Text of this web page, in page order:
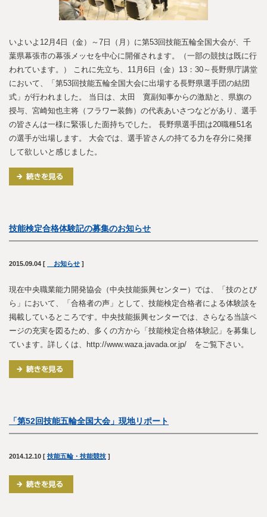
いよいよ12月4日（金）～7日（月）に第53回技能五輪全国大会が、千
葉県幕張市の幕張メッセを中心に開催されます。（一部の競技は既に行
われています。） これに先立ち、11月6日（金）13：30～長野県庁講堂
において、「第53回技能五輪全国大会に出場する長野県選手団の結団
式」が行われました。 当日は、太田 寛副知事からの激励と、県旗の
授与、宮崎知也主将（フラワー装飾）の代表あいさつなどがあり、選手
の皆さんは一様に緊張した面持ちでした。 長野県選手団は20職種51名
の選手が出場します。 大会では、選手皆さんの持てる力を存分に発揮
して欲しいと感じました。
技能検定合格体験記の募集のお知らせ
2015.09.04 [ お知らせ ]
現在中央職業能力開発協会（中央技能振興センター）では、「技のとび
ら」において、「合格者の声」として、技能検定合格者による体験談を
掲載しているところです。中央技能振興センターでは、さらなる当該ペ
ージの充実を図るため、多くの方から「技能検定合格体験記」を募集し
ています。詳しくは、http://www.waza.javada.or.jp/ をご覧下さい。
「第52回技能五輪全国大会」現地リポート
2014.12.10 [ 技能五輪・技能競技 ]